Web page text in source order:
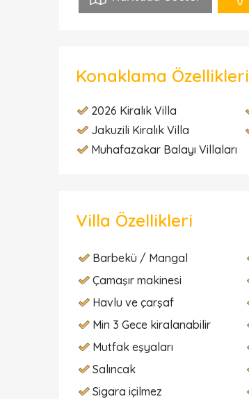
Konaklama Özellikleri
2026 Kiralık Villa
Jakuzili Kiralık Villa
Muhafazakar Balayı Villaları
Villa Özellikleri
Barbekü / Mangal
Çamaşır makinesi
Havlu ve çarşaf
Min 3 Gece kiralanabilir
Mutfak eşyaları
Salıncak
Sigara içilmez